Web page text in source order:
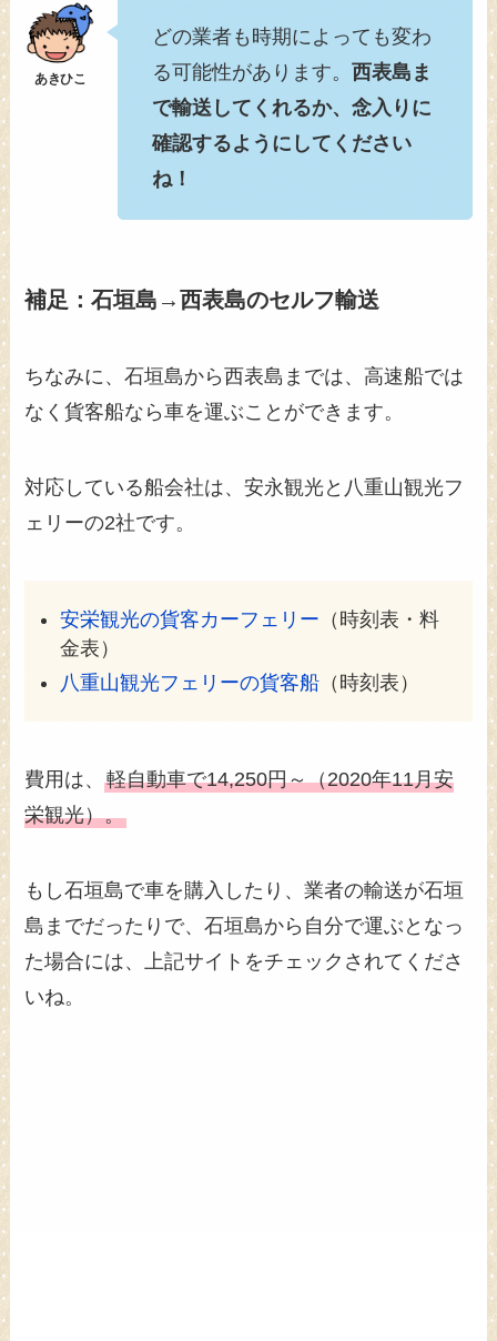
どの業者も時期によっても変わ
る可能性があります。西表島ま
で輸送してくれるか、念入りに
確認するようにしてください
ね！
補足：石垣島→西表島のセルフ輸送
ちなみに、石垣島から西表島までは、高速船では
なく貨客船なら車を運ぶことができます。
対応している船会社は、安永観光と八重山観光フ
ェリーの2社です。
安栄観光の貨客カーフェリー （時刻表・料
金表）
八重山観光フェリーの貨客船（時刻表）
費用は、軽自動車で14,250円～（2020年11月安
栄観光）。
もし石垣島で車を購入したり、業者の輸送が石垣
島までだったりで、石垣島から自分で運ぶとなっ
た場合には、上記サイトをチェックされてくださ
いね。